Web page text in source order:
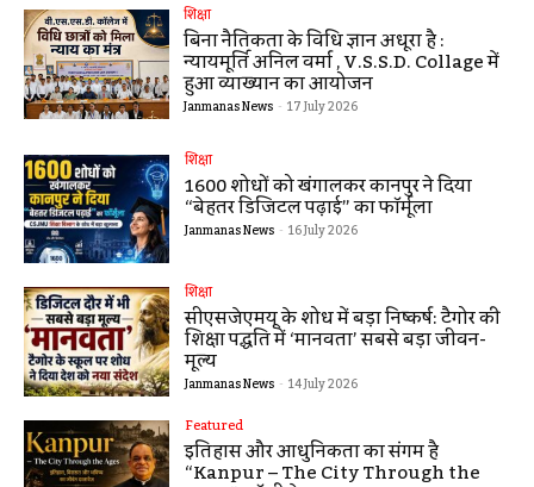
शिक्षा
बिना नैतिकता के विधि ज्ञान अधूरा है :
न्यायमूर्ति अनिल वर्मा , V.S.S.D. Collage में
हुआ व्याख्यान का आयोजन
Janmanas News - 17 July 2026
शिक्षा
1600 शोधों को खंगालकर कानपुर ने दिया
“बेहतर डिजिटल पढ़ाई” का फॉर्मूला
Janmanas News - 16 July 2026
शिक्षा
सीएसजेएमयू के शोध में बड़ा निष्कर्ष: टैगोर की
शिक्षा पद्धति में ‘मानवता’ सबसे बड़ा जीवन-
मूल्य
Janmanas News - 14 July 2026
Featured
इतिहास और आधुनिकता का संगम है
“Kanpur – The City Through the